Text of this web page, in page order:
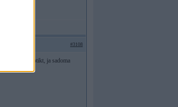
#3108
kas var notikt, ja sadoma